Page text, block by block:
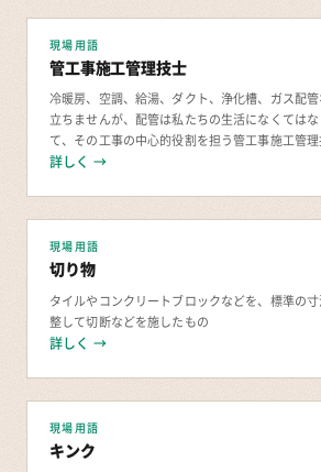
現場用語
管工事施工管理技士
冷暖房、空調、給湯、ダクト、浄化槽、ガス配
立ちませんが、配管は私たちの生活になくては
て、その工事の中心的役割を担う管工事施工管
詳しく →
現場用語
切り物
タイルやコンクリートブロックなどを、標準の
整して切断などを施したもの
詳しく →
現場用語
キンク